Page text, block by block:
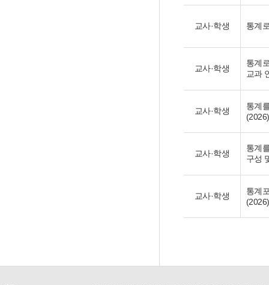
교사·학생 통계
교사·학생
통계
교과
교사·학생
통계
(2026)
교사·학생
통계
구성
교사·학생
통계
(2026)